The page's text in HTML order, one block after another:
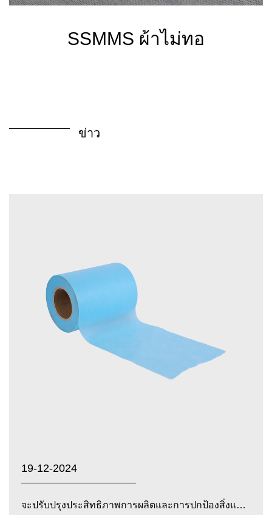
SSMMS ผ้าไม่ทอ
ข่าว
19-12-2024
จะปรับปรุงประสิทธิภาพการผลิตและการปกป้องสิ่งแวดล้อมของผ...